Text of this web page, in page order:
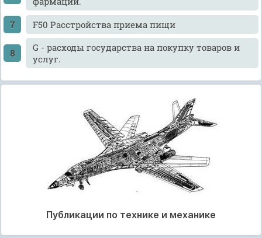
F50 Расстройства приема пищи
G - расходы государства на покупку товаров и
услуг.
Публикации по технике и механике